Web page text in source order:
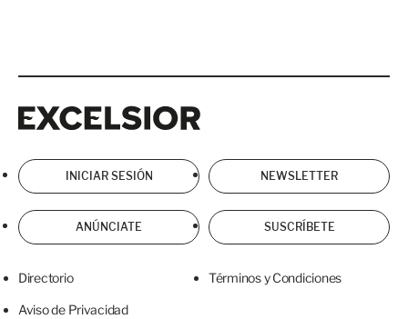
INICIAR SESIÓN NEWSLETTER
ANÚNCIATE SUSCRÍBETE
Directorio Términos y Condiciones
Aviso de Privacidad